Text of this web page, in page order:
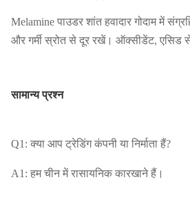
Melamine पाउडर शांत हवादार गोदाम में
और गर्मी स्रोत से दूर रखें। ऑक्सीडेंट, एसिड
सामान्य प्रश्न
Q1: क्या आप ट्रेडिंग कंपनी या निर्माता हैं?
A1: हम चीन में रासायनिक कारखाने हैं।